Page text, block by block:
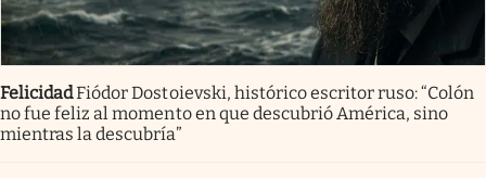
FelicidadFiódor Dostoievski, histórico escritor ruso: “Colón
no fue feliz al momento en que descubrió América, sino
mientras la descubría”